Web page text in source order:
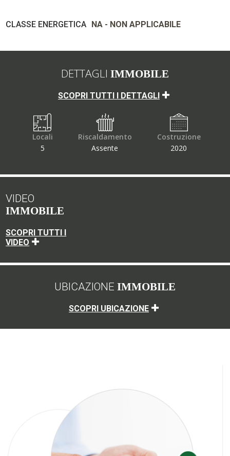
CLASSE ENERGETICA NA - NON APPLICABILE
DETTAGLI IMMOBILE
SCOPRI TUTTI I DETTAGLI
Locali
5
Riscaldamento
Assente
Costruzione
2020
VIDEO
IMMOBILE
SCOPRI TUTTI I
VIDEO
UBICAZIONE IMMOBILE
SCOPRI UBICAZIONE